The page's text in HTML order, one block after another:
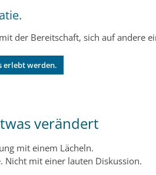
der Bereitschaft, sich auf andere
erlebt werden.
verändert
mit einem Lächeln.
Nicht mit einer lauten Diskussion.